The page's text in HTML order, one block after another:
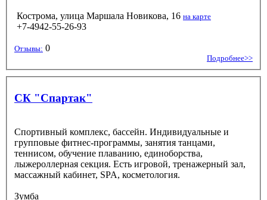
Кострома, улица Маршала Новикова, 16 на карте
+7-4942-55-26-93
Отзывы: 0
Подробнее>>
СК "Спартак"
Спортивный комплекс, бассейн. Индивидуальные и
групповые фитнес-программы, занятия танцами,
теннисом, обучение плаванию, единоборства,
лыжероллерная секция. Есть игровой, тренажерный зал,
массажный кабинет, SPA, косметология.
Зумба